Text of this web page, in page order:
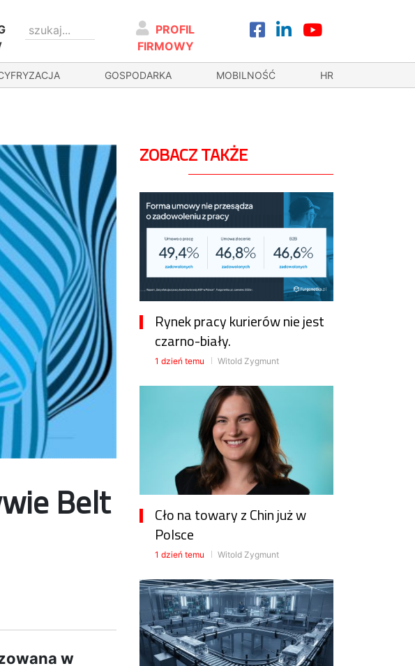
PROFIL
FIRMOWY
GOSPODARKA MOBILNOŚĆ HR
Belt
w
ZOBACZ TAKŻE
Rynek pracy kurierów nie jest
czarno-biały.
1 dzień temu Witold Zygmunt
Cło na towary z Chin już w
Polsce
1 dzień temu Witold Zygmunt